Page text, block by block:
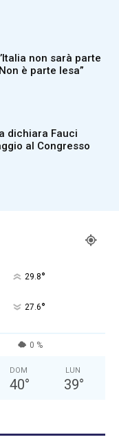
non sarà parte
è parte lesa”
dichiara Fauci
al Congresso
29.8°
27.6°
0 %
DOM
40°
LUN
39°